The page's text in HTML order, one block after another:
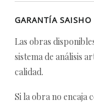
GARANTÍA SAISHO
Las obras
sistema de análisis
calidad.
Si la obra no